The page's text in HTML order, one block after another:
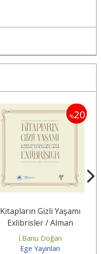
%20
Kitapların Gizli Yaşamı
Exlibrisler / Alman
Arkeoloji Enstitüsü
İstanbul...
İ.Banu Doğan
Ege Yayınları